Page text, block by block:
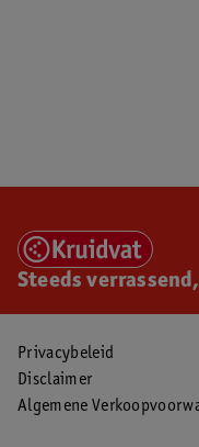
Steeds
Privacybeleid
Disclaimer
Algemene